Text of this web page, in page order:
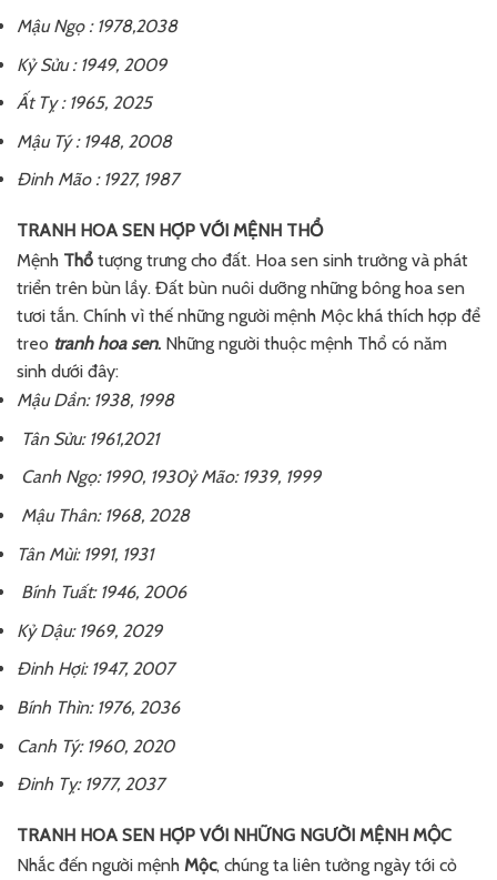
Mậu Ngọ : 1978,2038
Kỷ Sửu : 1949, 2009
Ất Tỵ : 1965, 2025
Mậu Tý : 1948, 2008
Đinh Mão : 1927, 1987
TRANH HOA SEN HỢP VỚI MỆNH THỔ
Mệnh Thổ tượng trưng cho đất. Hoa sen sinh trưởng và phát
triển trên bùn lầy. Đất bùn nuôi dưỡng những bông hoa sen
tươi tắn. Chính vì thế những người mệnh Mộc khá thích hợp để
treo tranh hoa sen. Những người thuộc mệnh Thổ có năm
sinh dưới đây:
Mậu Dần: 1938, 1998
Tân Sửu: 1961,2021
Canh Ngọ: 1990, 1930ỷ Mão: 1939, 1999
Mậu Thân: 1968, 2028
Tân Mùi: 1991, 1931
Bính Tuất: 1946, 2006
Kỷ Dậu: 1969, 2029
Đinh Hợi: 1947, 2007
Bính Thìn: 1976, 2036
Canh Tý: 1960, 2020
Đinh Tỵ: 1977, 2037
TRANH HOA SEN HỢP VỚI NHỮNG NGƯỜI MỆNH MỘC
Nhắc đến người mệnh Mộc, chúng ta liên tưởng ngày tới cỏ